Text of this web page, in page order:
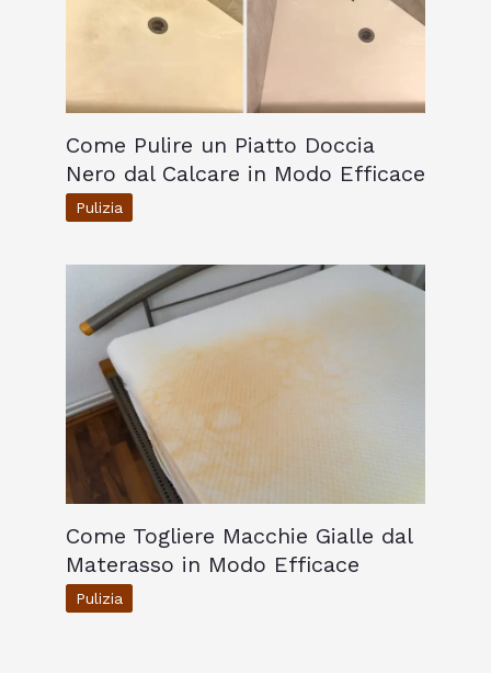
Come Pulire un Piatto Doccia
Nero dal Calcare in Modo Efficace
Pulizia
Come Togliere Macchie Gialle dal
Materasso in Modo Efficace
Pulizia